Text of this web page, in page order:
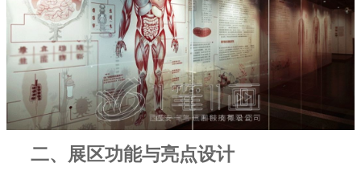
二、展区功能与亮点设计